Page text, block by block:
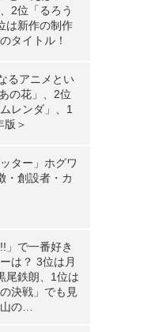
2位「るろう
は新作の制作
タイトル！
るアニメとい
の花」、2位
レンダ」、1
＞
ター」ホグワ
・創設者・カ
」で一番好き
は？ 3位は月
尾鉄朗、1位は
決戦」でも見
の…